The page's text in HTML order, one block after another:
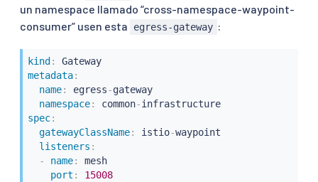
un namespace llamado “cross-namespace-waypoint-
consumer” usen esta
egress-gateway :
kind :
Gateway
metadata:
name: egress-gateway
namespace: common-
infrastructure
spec:
gatewayClassName: istio-waypoint
listeners :
-
name:
mesh
port :
15008